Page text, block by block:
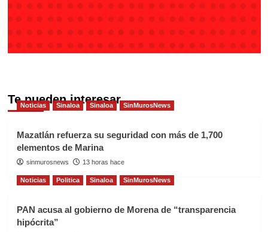
Te pueden interesar
Noticias Sinaloa Sinaloa SinMurosNews
Mazatlán refuerza su seguridad con más de 1,700
elementos de Marina
sinmurosnews 13 horas hace
Noticias Politica Sinaloa SinMurosNews
PAN acusa al gobierno de Morena de “transparencia
hipócrita”